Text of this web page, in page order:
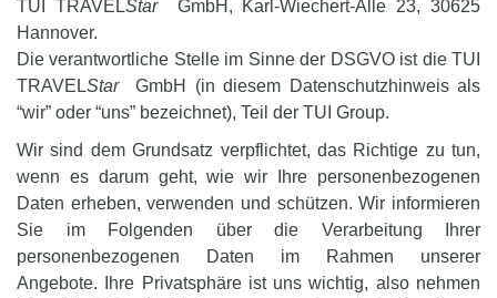
TUI TRAVELStarGmbH, Karl-Wiechert-Alle 23, 30625
Hannover.
Die verantwortliche Stelle im Sinne der DSGVO ist die TUI
TRAVELStarGmbH (in diesem Datenschutzhinweis als
“wir” oder “uns” bezeichnet), Teil der TUI Group.
Wir sind dem Grundsatz verpflichtet, das Richtige zu tun,
wenn es darum geht, wie wir Ihre personenbezogenen
Daten erheben, verwenden und schützen. Wir informieren
Sie im Folgenden über die Verarbeitung Ihrer
personenbezogenen Daten im Rahmen unserer
Angebote. Ihre Privatsphäre ist uns wichtig, also nehmen